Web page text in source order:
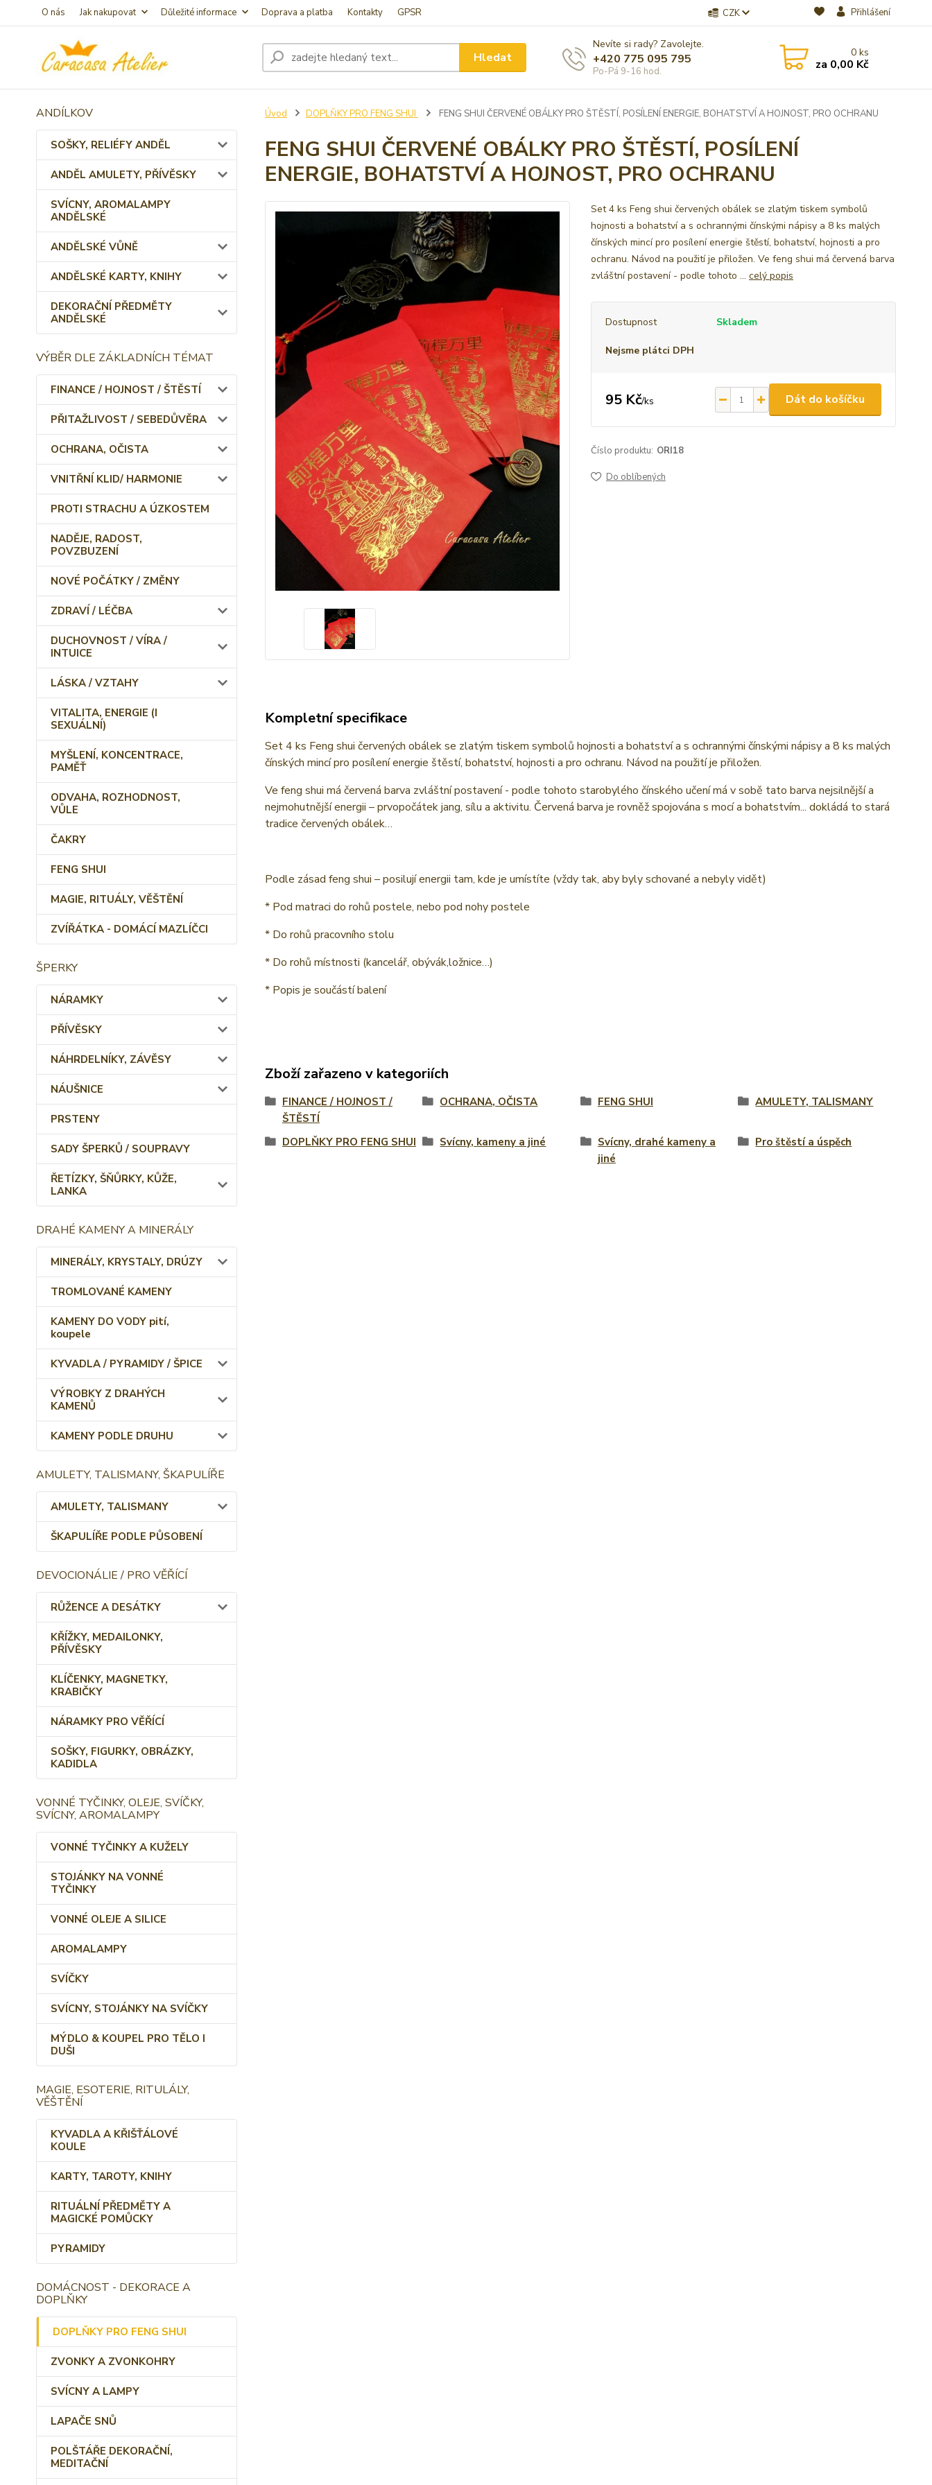
O nás Jak nakupovat Důležité informace Doprava a platba Kontakty GPSR CZK Přihlášení
Hledat
Nevíte si rady? Zavolejte.
+420 775 095 795
Po-Pá 9-16 hod.
0ks
za 0,00 Kč
ANDÍLKOV
SOŠKY, RELIÉFY ANDĚL
ANDĚL AMULETY, PŘÍVĚSKY
SVÍCNY, AROMALAMPY
ANDĚLSKÉ
ANDĚLSKÉ VŮNĚ
ANDĚLSKÉ KARTY, KNIHY
DEKORAČNÍ PŘEDMĚTY
ANDĚLSKÉ
VÝBĚR DLE ZÁKLADNÍCH TÉMAT
FINANCE / HOJNOST / ŠTĚSTÍ
PŘITAŽLIVOST / SEBEDŮVĚRA
OCHRANA, OČISTA
VNITŘNÍ KLID/ HARMONIE
PROTI STRACHU A ÚZKOSTEM
NADĚJE, RADOST,
POVZBUZENÍ
NOVÉ POČÁTKY / ZMĚNY
ZDRAVÍ / LÉČBA
DUCHOVNOST / VÍRA /
INTUICE
LÁSKA / VZTAHY
VITALITA, ENERGIE (I
SEXUÁLNÍ)
MYŠLENÍ, KONCENTRACE,
PAMĚŤ
ODVAHA, ROZHODNOST,
VŮLE
ČAKRY
FENG SHUI
MAGIE, RITUÁLY, VĚŠTĚNÍ
ZVÍŘÁTKA - DOMÁCÍ MAZLÍČCI
ŠPERKY
NÁRAMKY
PŘÍVĚSKY
NÁHRDELNÍKY, ZÁVĚSY
NÁUŠNICE
PRSTENY
SADY ŠPERKŮ / SOUPRAVY
ŘETÍZKY, ŠŇŮRKY, KŮŽE,
LANKA
DRAHÉ KAMENY A MINERÁLY
MINERÁLY, KRYSTALY, DRÚZY
TROMLOVANÉ KAMENY
KAMENY DO VODY pití,
koupele
KYVADLA / PYRAMIDY / ŠPICE
VÝROBKY Z DRAHÝCH
KAMENŮ
KAMENY PODLE DRUHU
AMULETY, TALISMANY, ŠKAPULÍŘE
AMULETY, TALISMANY
ŠKAPULÍŘE PODLE PŮSOBENÍ
DEVOCIONÁLIE / PRO VĚŘÍCÍ
RŮŽENCE A DESÁTKY
KŘÍŽKY, MEDAILONKY,
PŘÍVĚSKY
KLÍČENKY, MAGNETKY,
KRABIČKY
NÁRAMKY PRO VĚŘÍCÍ
SOŠKY, FIGURKY, OBRÁZKY,
KADIDLA
VONNÉ TYČINKY, OLEJE, SVÍČKY,
SVÍCNY, AROMALAMPY
VONNÉ TYČINKY A KUŽELY
STOJÁNKY NA VONNÉ
TYČINKY
VONNÉ OLEJE A SILICE
AROMALAMPY
SVÍČKY
SVÍCNY, STOJÁNKY NA SVÍČKY
MÝDLO & KOUPEL PRO TĚLO I
DUŠI
MAGIE, ESOTERIE, RITULÁLY,
VĚŠTĚNÍ
KYVADLA A KŘIŠŤÁLOVÉ
KOULE
KARTY, TAROTY, KNIHY
RITUÁLNÍ PŘEDMĚTY A
MAGICKÉ POMŮCKY
PYRAMIDY
DOMÁCNOST - DEKORACE A
DOPLŇKY
DOPLŇKY PRO FENG SHUI
ZVONKY A ZVONKOHRY
SVÍCNY A LAMPY
LAPAČE SNŮ
POLŠTÁŘE DEKORAČNÍ,
MEDITAČNÍ
Úvod DOPLŇKY PRO FENG SHUI FENG SHUI ČERVENÉ OBÁLKY PRO ŠTĚSTÍ, POSÍLENÍ ENERGIE, BOHATSTVÍ A HOJNOST, PRO OCHRANU
FENG SHUI ČERVENÉ OBÁLKY PRO ŠTĚSTÍ, POSÍLENÍ
ENERGIE, BOHATSTVÍ A HOJNOST, PRO OCHRANU
Set 4 ks Feng shui červených obálek se zlatým tiskem symbolů
hojnosti a bohatství a s ochrannými čínskými nápisy a 8 ks malých
čínských mincí pro posílení energie štěstí, bohatství, hojnosti a pro
ochranu. Návod na použití je přiložen. Ve feng shui má červená barva
zvláštní postavení - podle tohoto ... celý popis
Dostupnost Skladem
Nejsme plátci DPH
95 Kč/ks Dát do košíčku
Číslo produktu: ORI18
Do oblíbených
Kompletní specifikace
Set 4 ks Feng shui červených obálek se zlatým tiskem symbolů hojnosti a bohatství a s ochrannými čínskými nápisy a 8 ks malých
čínských mincí pro posílení energie štěstí, bohatství, hojnosti a pro ochranu. Návod na použití je přiložen.
Ve feng shui má červená barva zvláštní postavení - podle tohoto starobylého čínského učení má v sobě tato barva nejsilnější a
nejmohutnější energii – prvopočátek jang, sílu a aktivitu. Červená barva je rovněž spojována s mocí a bohatstvím... dokládá to stará
tradice červených obálek…
Podle zásad feng shui – posilují energii tam, kde je umístíte (vždy tak, aby byly schované a nebyly vidět)
* Pod matraci do rohů postele, nebo pod nohy postele
* Do rohů pracovního stolu
* Do rohů místnosti (kancelář, obývák,ložnice…)
* Popis je součástí balení
Zboží zařazeno v kategoriích
FINANCE / HOJNOST /
ŠTĚSTÍ
OCHRANA, OČISTA FENG SHUI AMULETY, TALISMANY
DOPLŇKY PRO FENG SHUI Svícny, kameny a jiné
Svícny, drahé kameny a
jiné
Pro štěstí a úspěch